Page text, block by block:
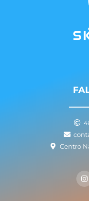
Centro
n
s
t